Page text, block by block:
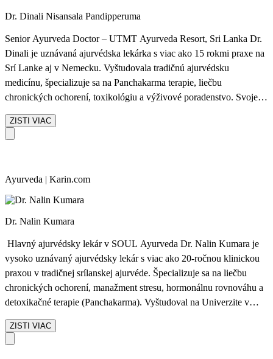
Dr. Dinali Nisansala Pandipperuma
Senior Ayurveda Doctor – UTMT Ayurveda Resort, Sri Lanka Dr.
Dinali je uznávaná ajurvédska lekárka s viac ako 15 rokmi praxe na
Srí Lanke aj v Nemecku. Vyštudovala tradičnú ajurvédsku
medicínu, špecializuje sa na Panchakarma terapie, liečbu
chronických ochorení, toxikológiu a výživové poradenstvo. Svoje
(SNA Ayurveda Nursing Home, Kerala) a počas dvoch rokov
pôsobila ako ajurvédska lekárka v hoteli Elbresidenz, Bad Schandau
prístupu pomáha hosťom obnoviť rovnováhu tela a mysle. Dr.
Dinali verí, že skutočné zdravie vzniká, keď sa telo, myseľ a duch
ZISTI VIAC
Ayurveda | Karin.com
Dr. Nalin Kumara
Hlavný ajurvédsky lekár v SOUL Ayurveda Dr. Nalin Kumara je
vysoko uznávaný ajurvédsky lekár s viac ako 20-ročnou klinickou
praxou v tradičnej srílanskej ajurvéde. Špecializuje sa na liečbu
chronických ochorení, manažment stresu, hormonálnu rovnováhu a
detoxikačné terapie (Panchakarma). Vyštudoval na Univerzite v
moderným, empatickým prístupom k pacientom. Jeho filozofiou je,
že skutočné liečenie začína pochopením človeka – nie len jeho
ZISTI VIAC